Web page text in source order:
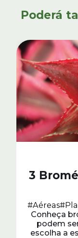
Poderá
3
#Aéreas
Conheça
podem
escolha a